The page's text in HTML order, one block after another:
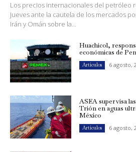
Los precios internacionales del petróleo
jueves ante la cautela de los mercados
Irán y Omán sobre la...
Huachicol,
económicas de
Artículos 6 agosto,
ASEA supervisa
Trión en aguas
México
Artículos 6 agosto,